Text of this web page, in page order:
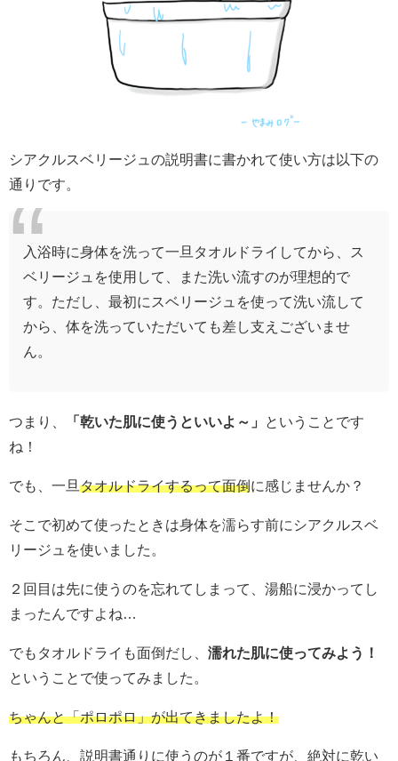
シアクルスベリージュの説明書に書かれて使い方は以下の
通りです。
入浴時に身体を洗って一旦タオルドライしてから、ス
ベリージュを使用して、また洗い流すのが理想的で
す。ただし、最初にスベリージュを使って洗い流して
から、体を洗っていただいても差し支えございませ
ん。
つまり、 「乾いた肌に使うといいよ～」
ということです
ね！
でも、一旦 タオルドライするって面倒に感じませんか？
そこで初めて使ったときは身体を濡らす前にシアクルスベ
リージュを使いました。
２回目は先に使うのを忘れてしまって、湯船に浸かってし
まったんですよね…
でもタオルドライも面倒だし、 濡れた肌に使ってみよう！
ということで使ってみました。
ちゃんと「ポロポロ」が出てきましたよ！
もちろん、説明書通りに使うのが１番ですが、絶対に乾い